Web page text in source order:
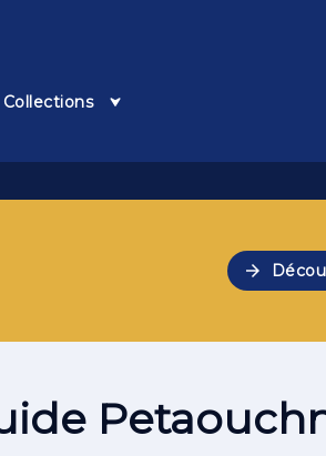
Collections
arrow_forward